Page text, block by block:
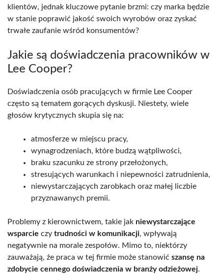
klientów, jednak kluczowe pytanie brzmi: czy marka będzie
w stanie poprawić jakość swoich wyrobów oraz zyskać
trwałe zaufanie wśród konsumentów?
Jakie są doświadczenia pracowników w
Lee Cooper?
Doświadczenia osób pracujących w firmie Lee Cooper
często są tematem gorących dyskusji. Niestety, wiele
głosów krytycznych skupia się na:
atmosferze w miejscu pracy,
wynagrodzeniach, które budzą wątpliwości,
braku szacunku ze strony przełożonych,
stresujących warunkach i niepewności zatrudnienia,
niewystarczających zarobkach oraz małej liczbie
przyznawanych premii.
Problemy z kierownictwem, takie jak niewystarczające
wsparcie czy trudności w komunikacji, wpływają
negatywnie na morale zespołów. Mimo to, niektórzy
zauważają, że praca w tej firmie może stanowić szansę na
zdobycie cennego doświadczenia w branży odzieżowej.